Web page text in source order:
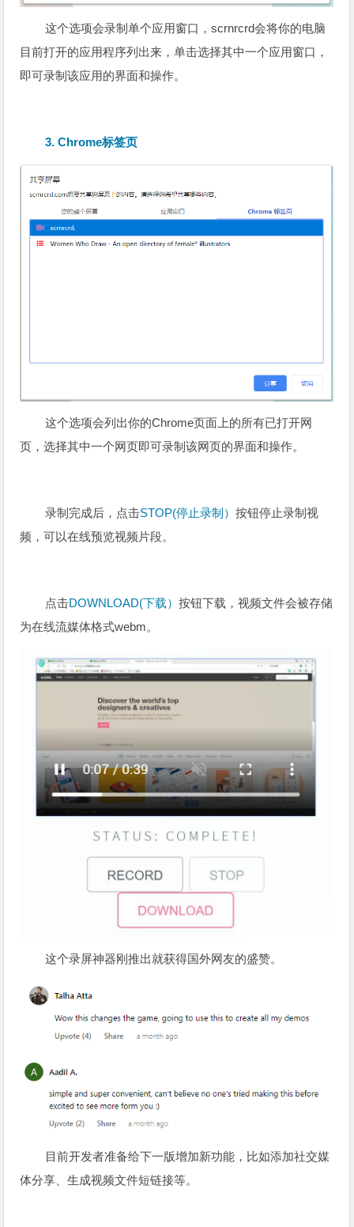
这个选项会录制单个应用窗口，scrnrcrd会将你的电脑
目前打开的应用程序列出来，单击选择其中一个应用窗口，
即可录制该应用的界面和操作。
3. Chrome标签页
这个选项会列出你的Chrome页面上的所有已打开网
页，选择其中一个网页即可录制该网页的界面和操作。
录制完成后，点击STOP(停止录制）按钮停止录制视
频，可以在线预览视频片段。
点击DOWNLOAD(下载）按钮下载，视频文件会被存储
为在线流媒体格式webm。
这个录屏神器刚推出就获得国外网友的盛赞。
目前开发者准备给下一版增加新功能，比如添加社交媒
体分享、生成视频文件短链接等。